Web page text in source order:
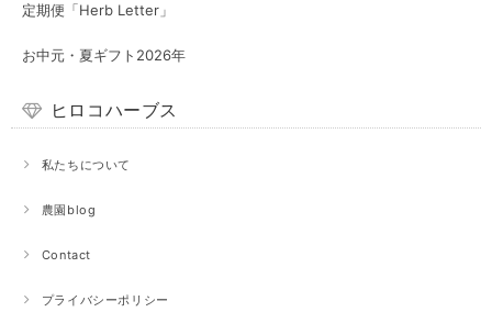
定期便「Herb Letter」
お中元・夏ギフト2026年
ヒロコハーブス
私たちについて
農園blog
Contact
プライバシーポリシー